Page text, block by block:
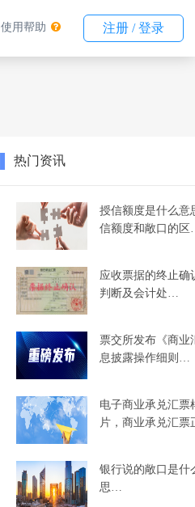
使用帮助 注册 / 登录
热门资讯
授信额度是什么意
信额度和敞口的
应收票据的终止确
判断及会计处…
票交所发布《商业
息披露操作细则…
电子商业承兑汇票
片，商业承兑汇
银行说的敞口是什
思…